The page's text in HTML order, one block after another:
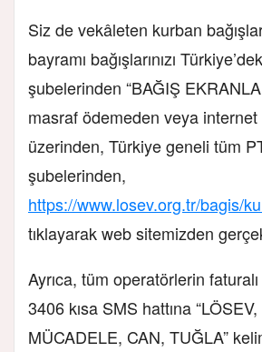
Siz de vekâleten kurban
bayramı bağışlarınızı
şubelerinden “BAĞIŞ
masraf ödemeden veya internet
üzerinden, Türkiye geneli tüm
şubelerinden,
https://www.losev.org.tr/bagis/
tıklayarak web sitemizden
Ayrıca, tüm operatörlerin
3406 kısa SMS hattına
MÜCADELE, CAN, TUĞLA”